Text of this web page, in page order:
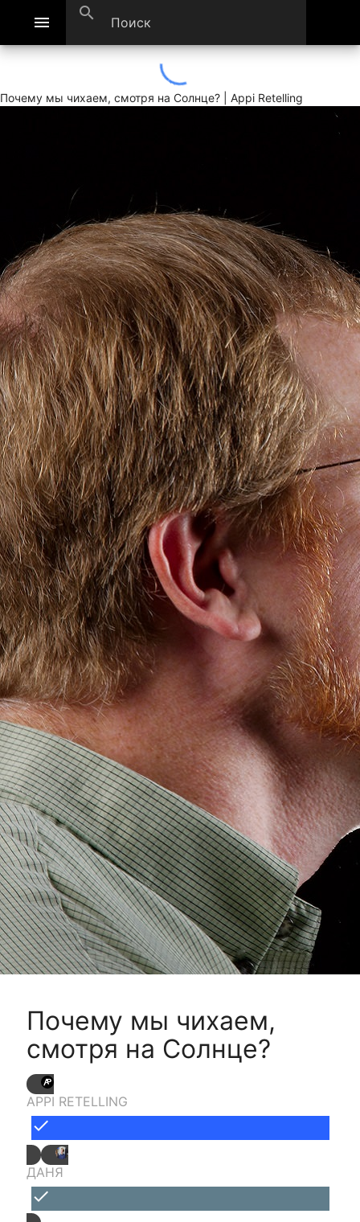
menu search
Почему мы чихаем, смотря на Солнце? | Appi Retelling
Почему мы чихаем,
смотря на Солнце?
APPI RETELLING
done
ДАНЯ
done